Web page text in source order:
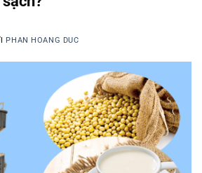
PHAN HOANG DUC